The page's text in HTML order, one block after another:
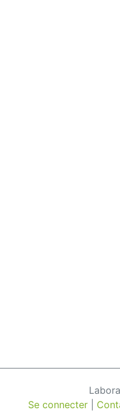
Se connecter